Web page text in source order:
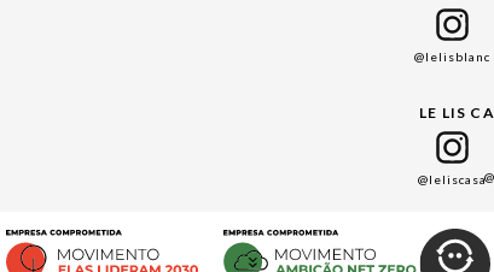
@lelisblanc
LE LIS
@leliscasa